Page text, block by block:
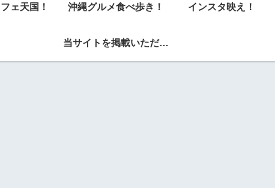
ェ天国！ 沖縄グルメ食べ歩き！ インスタ映え！
当サイトを掲載いただきました